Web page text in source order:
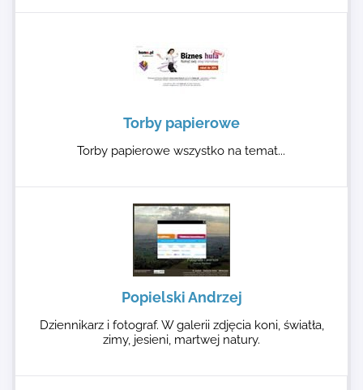
Torby papierowe
Torby papierowe wszystko na temat...
Popielski Andrzej
Dziennikarz i fotograf. W galerii zdjęcia koni, światła,
zimy, jesieni, martwej natury.